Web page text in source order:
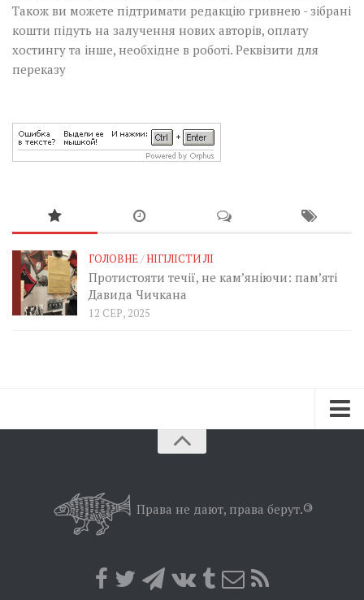
Також ви можете підтримати редакцію гривнею - зібрані
кошти підуть на залучення нових авторів, оплату
хостингу та інше, необхідне в роботі. Реквізити для
переказу
ГОЛОВНЕ/НІГІЛІСТИ ЛІ
Протистояти течії, не кам’яніючи: пам’яті
Давида Чичкана
12 СЕР, 2025
Позиція
Права не дают, права берут.©